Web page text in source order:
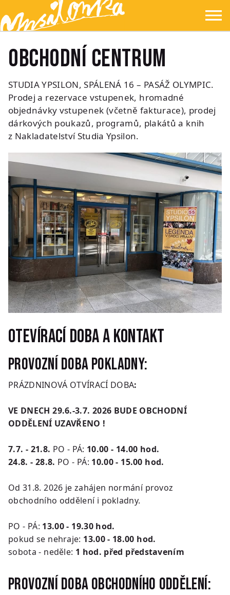
Přejít na hlavní obsah
Přejít na navigaci
Přejít na hledání
Ypsilonka ☰
Obchodní centrum
STUDIA YPSILON, SPÁLENÁ 16 – PASÁŽ OLYMPIC.
Prodej a rezervace vstupenek, hromadné
objednávky vstupenek (včetně fakturace), prodej
dárkových poukazů, programů, plakátů a knih
z Nakladatelství Studia Ypsilon.
Otevírací doba a kontakt
Provozní doba pokladny:
PRÁZDNINOVÁ OTVÍRACÍ DOBA:
VE DNECH 29.6.-3.7. 2026 BUDE OBCHODNÍ
ODDĚLENÍ UZAVŘENO !
7.7. - 21.8. PO - PÁ: 10.00 - 14.00 hod.
24.8. - 28.8. PO - PÁ: 10.00 - 15.00 hod.
Od 31.8. 2026 je zahájen normání provoz
obchodního oddělení i pokladny.
PO - PÁ: 13.00 - 19.30 hod.
pokud se nehraje: 13.00 - 18.00 hod.
sobota - neděle: 1 hod. před představením
Provozní doba obchodního oddělení: